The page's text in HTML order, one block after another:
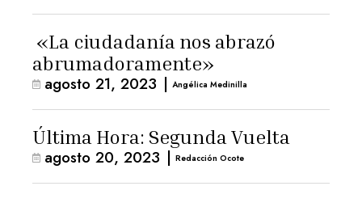
«La ciudadanía nos abrazó
abrumadoramente»
agosto 21, 2023 | Angélica Medinilla
Última Hora: Segunda Vuelta
agosto 20, 2023 | Redacción Ocote